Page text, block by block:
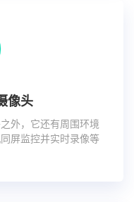
像头
外，它还有周围环境
屏监控并实时录像等